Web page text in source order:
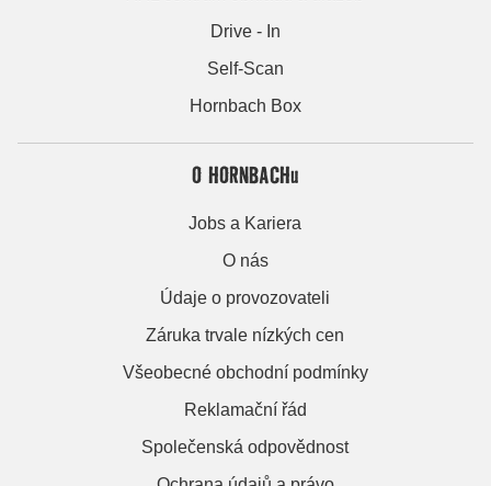
Drive - In
Self-Scan
Hornbach Box
O HORNBACHu
Jobs a Kariera
O nás
Údaje o provozovateli
Záruka trvale nízkých cen
Všeobecné obchodní podmínky
Reklamační řád
Společenská odpovědnost